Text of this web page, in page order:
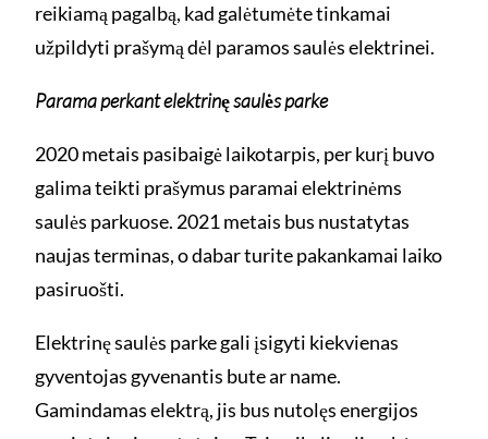
reikiamą pagalbą, kad galėtumėte tinkamai
užpildyti prašymą dėl paramos saulės elektrinei.
Parama perkant elektrinę saulės parke
2020 metais pasibaigė laikotarpis, per kurį buvo
galima teikti prašymus paramai elektrinėms
saulės parkuose. 2021 metais bus nustatytas
naujas terminas, o dabar turite pakankamai laiko
pasiruošti.
Elektrinę saulės parke gali įsigyti kiekvienas
gyventojas gyvenantis bute ar name.
Gamindamas elektrą, jis bus nutolęs energijos